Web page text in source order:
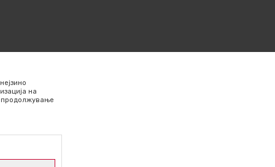
на
продолжување